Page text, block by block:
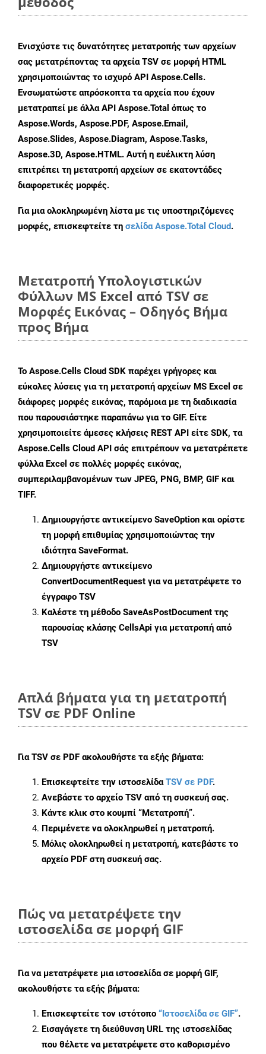
Ενισχύστε τις δυνατότητες μετατροπής των αρχείων
σας μετατρέποντας τα αρχεία TSV σε μορφή HTML
χρησιμοποιώντας το ισχυρό API Aspose.Cells.
Ενσωματώστε απρόσκοπτα τα αρχεία που έχουν
μετατραπεί με άλλα API Aspose.Total όπως το
Aspose.Words, Aspose.PDF, Aspose.Email,
Aspose.Slides, Aspose.Diagram, Aspose.Tasks,
Aspose.3D, Aspose.HTML. Αυτή η ευέλικτη λύση
επιτρέπει τη μετατροπή αρχείων σε εκατοντάδες
διαφορετικές μορφές.
Για μια ολοκληρωμένη λίστα με τις υποστηριζόμενες
μορφές, επισκεφτείτε τη σελίδα Aspose.Total Cloud.
Μετατροπή Υπολογιστικών
Φύλλων MS Excel από TSV σε
Μορφές Εικόνας – Οδηγός Βήμα
προς Βήμα
Το Aspose.Cells Cloud SDK παρέχει γρήγορες και
εύκολες λύσεις για τη μετατροπή αρχείων MS Excel σε
διάφορες μορφές εικόνας, παρόμοια με τη διαδικασία
που παρουσιάστηκε παραπάνω για το GIF. Είτε
χρησιμοποιείτε άμεσες κλήσεις REST API είτε SDK, τα
Aspose.Cells Cloud API σάς επιτρέπουν να μετατρέπετε
φύλλα Excel σε πολλές μορφές εικόνας,
συμπεριλαμβανομένων των JPEG, PNG, BMP, GIF και
TIFF.
Δημιουργήστε αντικείμενο SaveOption και ορίστε
τη μορφή επιθυμίας χρησιμοποιώντας την
ιδιότηταSaveFormat.
Δημιουργήστε αντικείμενο
ConvertDocumentRequest για να μετατρέψετε το
έγγραφο TSV
Καλέστε τη μέθοδο SaveAsPostDocument της
παρουσίας κλάσης CellsApi για μετατροπή από
TSV
Απλά βήματα για τη μετατροπή
TSV σε PDF Online
ΓιαTSV σε PDF ακολουθήστε τα εξής βήματα:
Επισκεφτείτε την ιστοσελίδαTSV σε PDF.
Ανεβάστε το αρχείο TSV από τη συσκευή σας.
Κάντε κλικ στο κουμπί “Μετατροπή”.
Περιμένετε να ολοκληρωθεί η μετατροπή.
Μόλις ολοκληρωθεί η μετατροπή, κατεβάστε το
αρχείο PDF στη συσκευή σας.
Πώς να μετατρέψετε την
ιστοσελίδα σε μορφή GIF
Για να μετατρέψετε μια ιστοσελίδα σε μορφή GIF,
ακολουθήστε τα εξής βήματα:
Επισκεφτείτε τον ιστότοπο “Ιστοσελίδα σε GIF”.
Εισαγάγετε τη διεύθυνση URL της ιστοσελίδας
που θέλετε να μετατρέψετε στο καθορισμένο